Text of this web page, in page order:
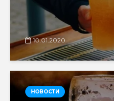
10.01.2020
НОВОСТИ